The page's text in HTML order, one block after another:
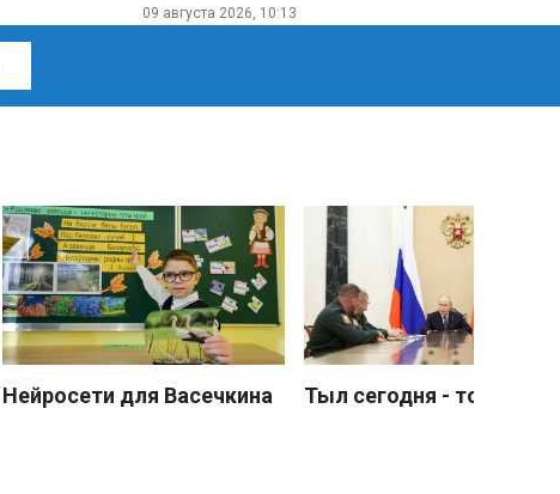
09 августа 2026, 10:13
Нейросети для Васечкина Тыл сегодня - тоже